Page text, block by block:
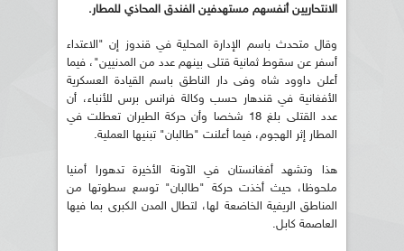
الانتحاريين أنفسهم مستهدفين الفندق المحاذي للمطار.
وقال متحدث باسم الإدارة المحلية في قندوز إن "الاعتداء
أسفر عن سقوط ثمانية قتلى بينهم عدد من المدنيين"، فيما
أعلن داوود شاه وفى دار الناطق باسم القيادة العسكرية
الأفغانية في قندهار حسب وكالة فرانس برس للأنباء، أن
عدد القتلى بلغ 18 شخصا وأن حركة الطيران تعطلت في
المطار إثر الهجوم، فيما أعلنت "طالبان" تبنيها العملية.
هذا وتشهد أفغانستان في الآونة الأخيرة تدهورا أمنيا
ملحوظا، حيث أخذت حركة "طالبان" توسع سطوتها من
المناطق الريفية الخاضعة لها، لتطال المدن الكبرى بما فيها
العاصمة كابل.